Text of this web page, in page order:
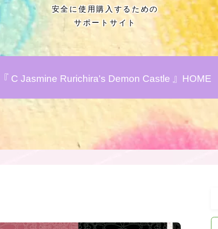
★導きの階層図/目次
お知らせ
公式ウェブサイト『Botanical Study』
Cジャスミン瑠璃地楽の主な活動先リン
安全に使用購入するための
サポートサイト
『 C Jasmine Rurichira's Demon Castle 』HOME